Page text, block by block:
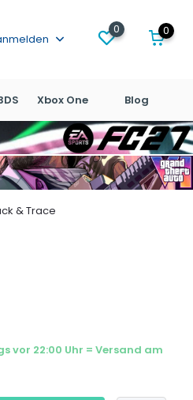
0 0
Xbox One Blog
& Trace
vor 22:00 Uhr = Versand am